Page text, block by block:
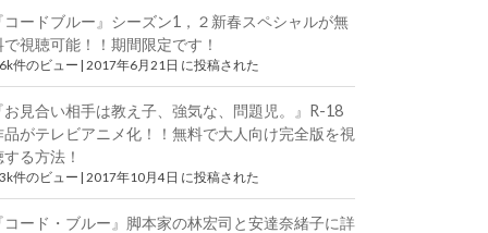
コードブルー』シーズン1，２新春スペシャルが無
で視聴可能！！期間限定です！
件のビュー 2017年6月21日 に投稿された
お見合い相手は教え子、強気な、問題児。』R-18
品がテレビアニメ化！！無料で大人向け完全版を視
する方法！
件のビュー | 2017年10月4日 に投稿された
コード・ブルー』脚本家の林宏司と安達奈緒子に詳